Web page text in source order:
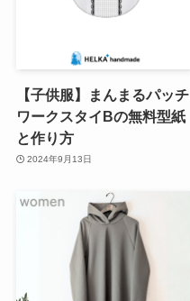
【子供服】まんまるパッチ
ワークスタイBの無料型紙
と作り方
2024年9月13日